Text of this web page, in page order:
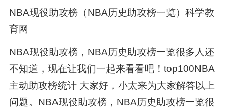
NBA现役助攻榜（NBA历史助攻榜一览）科学教
育网
NBA现役助攻榜，NBA历史助攻榜一览很多人还
不知道，现在让我们一起来看看吧！top100NBA
主动助攻榜统计 大家好，小太来为大家解答以上
问题。NBA现役助攻榜，NBA历史助攻榜一览很